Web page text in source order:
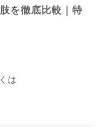
を徹底比較｜特
は